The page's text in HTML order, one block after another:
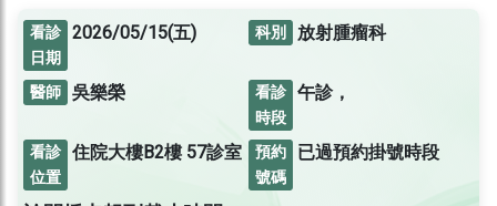
看診
日期
2026/05/15(五) 科別 放射腫瘤科
醫師 吳樂榮
看診
時段
午診，
看診
位置
住院大樓B2樓57診室 預約
號碼
已過預約掛號時段